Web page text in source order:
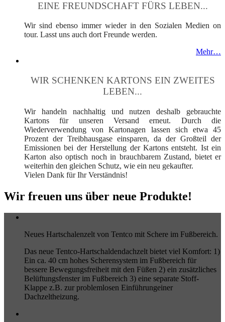
EINE FREUNDSCHAFT FÜRS LEBEN...
Wir sind ebenso immer wieder in den Sozialen Medien on
tour. Lasst uns auch dort Freunde werden.
Mehr…
WIR SCHENKEN KARTONS EIN ZWEITES
LEBEN...
Wir handeln nachhaltig und nutzen deshalb gebrauchte
Kartons für unseren Versand erneut. Durch die
Wiederverwendung von Kartonagen lassen sich etwa 45
Prozent der Treibhausgase einsparen, da der Großteil der
Emissionen bei der Herstellung der Kartons entsteht. Ist ein
Karton also optisch noch in brauchbarem Zustand, bietet er
weiterhin den gleichen Schutz, wie ein neu gekaufter.
Vielen Dank für Ihr Verständnis!
Wir freuen uns über neue Produkte!
Neues Hartschalenzelt von Tentco mit Schere im Fußbereich.
Das neue Tentco-Hartschaldendachzelt bietet viel Komfort: 1)
Ein ca. 40 cm hohes Scherensystem im Fußbereich für
bessere Bewegungsfreiheit mit den Füßen 2) ein zusätzliches
Belüftungsfenster im Fußbereich 3) eine separate Stoff-
Klappe z.B. zur problemlosen Einführungeiner
Dachzeltheizung.